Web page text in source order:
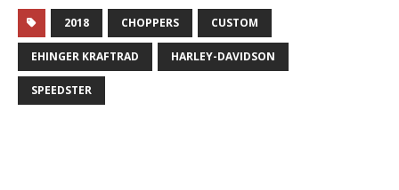
2018 CHOPPERS CUSTOM
EHINGER KRAFTRAD HARLEY-DAVIDSON
SPEEDSTER